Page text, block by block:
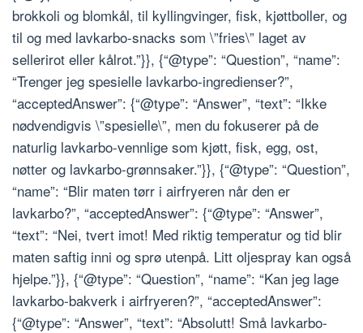
brokkoli og blomkål, til kyllingvinger, fisk, kjøttboller, og
til og med lavkarbo-snacks som \”fries\” laget av
sellerirot eller kålrot.”}}, {“@type”: “Question”, “name”:
“Trenger jeg spesielle lavkarbo-ingredienser?”,
“acceptedAnswer”: {“@type”: “Answer”, “text”: “Ikke
nødvendigvis \”spesielle\”, men du fokuserer på de
naturlig lavkarbo-vennlige som kjøtt, fisk, egg, ost,
nøtter og lavkarbo-grønnsaker.”}}, {“@type”: “Question”,
“name”: “Blir maten tørr i airfryeren når den er
lavkarbo?”, “acceptedAnswer”: {“@type”: “Answer”,
“text”: “Nei, tvert imot! Med riktig temperatur og tid blir
maten saftig inni og sprø utenpå. Litt oljespray kan også
hjelpe.”}}, {“@type”: “Question”, “name”: “Kan jeg lage
lavkarbo-bakverk i airfryeren?”, “acceptedAnswer”:
{“@type”: “Answer”, “text”: “Absolutt! Små lavkarbo-